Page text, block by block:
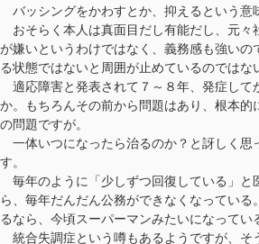
バッシングをかわすとか、抑えるという意
おそらく本人は真面目だし有能だし、元々
が嫌いというわけではなく、義務感も強いの
る状態ではないと周囲が止めているのでは
適応障害と発表されて７～８年、発症して
か。もちろんその前から問題はあり、根本的
の問題ですが。
一体いつになったら治るのか？と訝しく思
す。
毎年のように「少しずつ回復している」と
ら、毎年だんだん公務ができなくなってい
るなら、今頃スーパーマンみたいになってい
統合失調症という噂もあるようですが、そ